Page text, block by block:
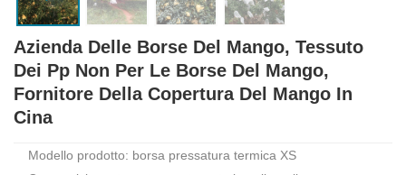
Azienda Delle Borse Del Mango, Tessuto
Dei Pp Non Per Le Borse Del Mango,
Fornitore Della Copertura Del Mango In
Cina
Modello prodotto: borsa pressatura termica XS